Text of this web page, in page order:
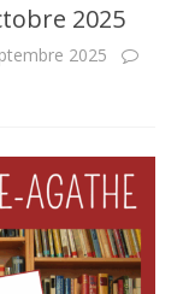
2025
2025